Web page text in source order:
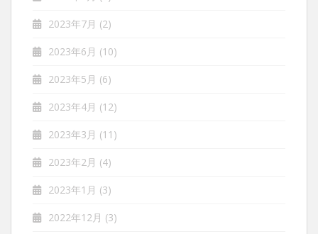
2023年7月 (2)
2023年6月 (10)
2023年5月 (6)
2023年4月 (12)
2023年3月 (11)
2023年2月 (4)
2023年1月 (3)
2022年12月 (3)